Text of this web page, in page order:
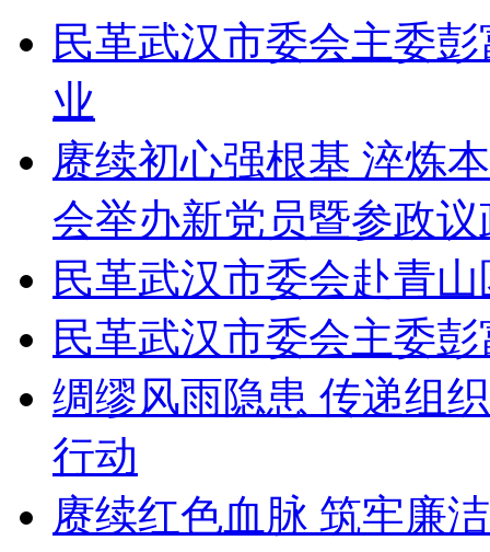
民革武汉市委会主委
业
赓续初心强根基 淬炼
会举办新党员暨参政
民革武汉市委会赴青
民革武汉市委会主委
绸缪风雨隐患 传递组
行动
赓续红色血脉 筑牢廉